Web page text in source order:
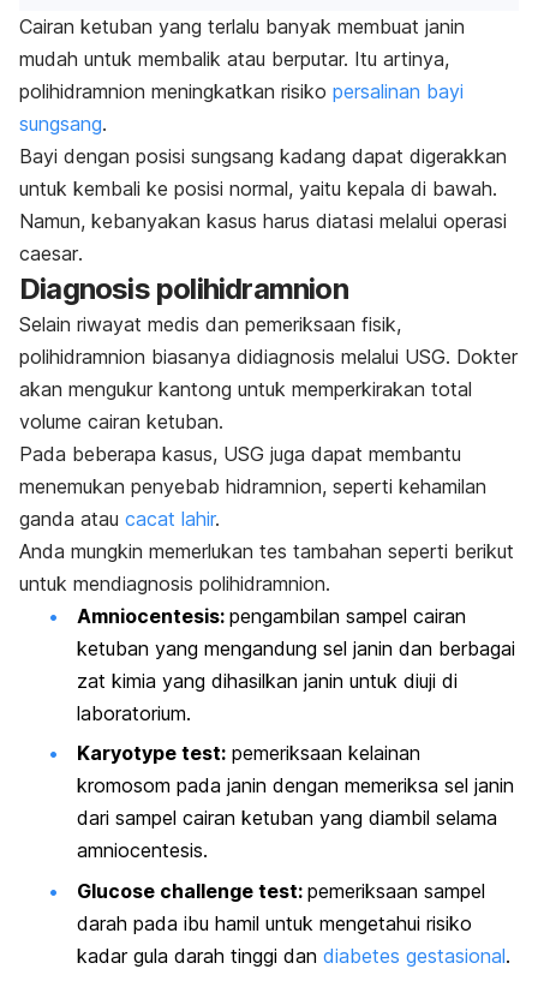
Cairan ketuban yang terlalu banyak membuat janin
mudah untuk membalik atau berputar. Itu artinya,
polihidramnion meningkatkan risiko persalinan bayi
sungsang.
Bayi dengan posisi sungsang kadang dapat digerakkan
untuk kembali ke posisi normal, yaitu kepala di bawah.
Namun, kebanyakan kasus harus diatasi melalui operasi
caesar.
Diagnosis polihidramnion
Selain riwayat medis dan pemeriksaan fisik,
polihidramnion biasanya didiagnosis melalui USG. Dokter
akan mengukur kantong untuk memperkirakan total
volume cairan ketuban.
Pada beberapa kasus, USG juga dapat membantu
menemukan penyebab hidramnion, seperti kehamilan
ganda atau cacat lahir.
Anda mungkin memerlukan tes tambahan seperti berikut
untuk mendiagnosis polihidramnion.
Amniocentesis: pengambilan sampel cairan
ketuban yang mengandung sel janin dan berbagai
zat kimia yang dihasilkan janin untuk diuji di
laboratorium.
Karyotype test: pemeriksaan kelainan
kromosom pada janin dengan memeriksa sel janin
dari sampel cairan ketuban yang diambil selama
amniocentesis.
Glucose challenge test: pemeriksaan sampel
darah pada ibu hamil untuk mengetahui risiko
kadar gula darah tinggi dan diabetes gestasional.